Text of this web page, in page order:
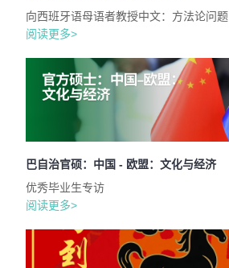
向西班牙语母语者教授中文：方法论问题
阅读更多>
巴自治官硕：中国 - 欧盟：文化与经济
优秀毕业生专访
阅读更多>